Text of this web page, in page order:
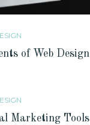
of Web Design
Marketing Tools